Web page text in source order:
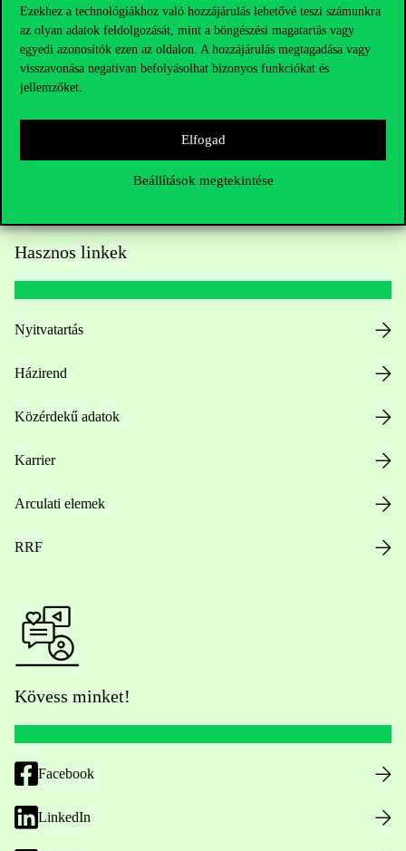
Ezekhez a technológiákhoz való hozzájárulás lehetővé teszi számunkra
az olyan adatok feldolgozását, mint a böngészési magatartás vagy
egyedi azonosítók ezen az oldalon. A hozzájárulás megtagadása vagy
visszavonása negatívan befolyásolhat bizonyos funkciókat és
jellemzőket.
Elfogad
Beállítások megtekintése
Oktatói elérhetőségek
HUB jelenlegi hallgatóinknak
Hasznos linkek
Nyitvatartás
Házirend
Közérdekű adatok
Karrier
Arculati elemek
RRF
Kövess minket!
Facebook
LinkedIn